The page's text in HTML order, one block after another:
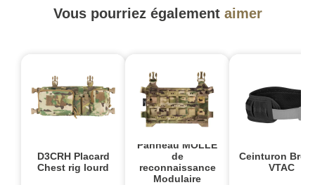
Vous pourriez également aimer
D3CRH Placard
Chest rig lourd
Panneau MOLLE
de
reconnaissance
Modulaire
Ceinturon
VTAC